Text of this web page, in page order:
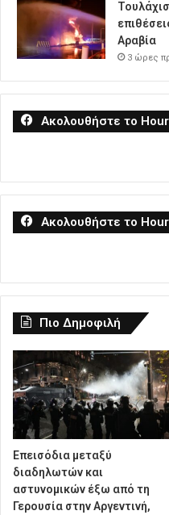
Αραβία
3 ώρες
Ακολουθήστε το
Ακολουθήστε το
Πιο Δημοφιλή
Επεισόδια μεταξύ
διαδηλωτών και
αστυνομικών έξω από τη
Γερουσία στην Αργεντινή,